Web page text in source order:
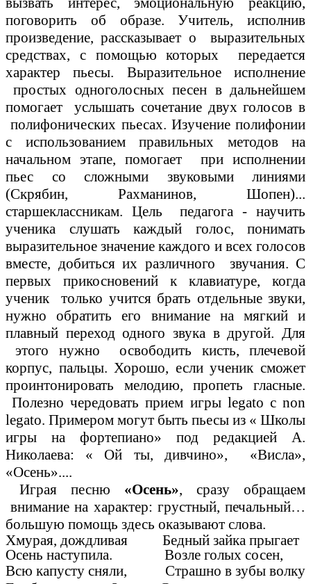
поговорить об образе. Учитель, исполнив
произведение, рассказывает о выразительных
средствах, с помощью которых передается
характер пьесы. Выразительное исполнение
простых одноголосных песен в дальнейшем
помогает услышать сочетание двух голосов в
полифонических пьесах. Изучение полифонии
с использованием правильных методов на
начальном этапе, помогает при исполнении
пьес со сложными звуковыми линиями
(Скрябин, Рахманинов, Шопен)...
старшеклассникам. Цель педагога - научить
ученика слушать каждый голос, понимать
выразительное значение каждого и всех голосов
вместе, добиться их различного звучания. С
первых прикосновений к клавиатуре, когда
ученик только учится брать отдельные звуки,
нужно обратить его внимание на мягкий и
плавный переход одного звука в другой. Для
этого нужно освободить кисть, плечевой
корпус, пальцы. Хорошо, если ученик сможет
проинтонировать мелодию, пропеть гласные.
Полезно чередовать прием игры legato c non
legato. Примером могут быть пьесы из « Школы
игры на фортепиано» под редакцией А.
Николаева: « Ой ты, дивчино», «Висла»,
«Осень»....
Играя песню «Осень», сразу
обращаем
внимание на характер: грустный, печальный…
большую помощь здесь оказывают слова.
Хмурая, дождливая Бедный зайка прыгает
Осень наступила. Возле голых сосен,
Всю капусту сняли, Страшно в зубы волку